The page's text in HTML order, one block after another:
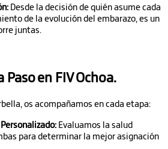
Desde la decisión de quién asume cada
de la evolución del embarazo, es un
juntas.
Paso en FIV Ochoa.
os acompañamos en cada etapa:
Evaluamos la salud
para determinar la mejor asignación